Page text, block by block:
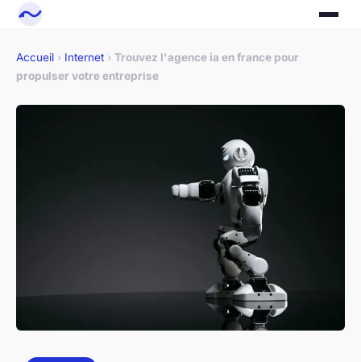
Accueil › Internet › Trouvez l'agence ia en france pour
propulser votre entreprise